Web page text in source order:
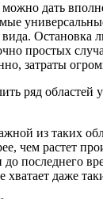
дать
простых
зат­раты
ряд областей
из таких
чем растет
последнего
хватает даже